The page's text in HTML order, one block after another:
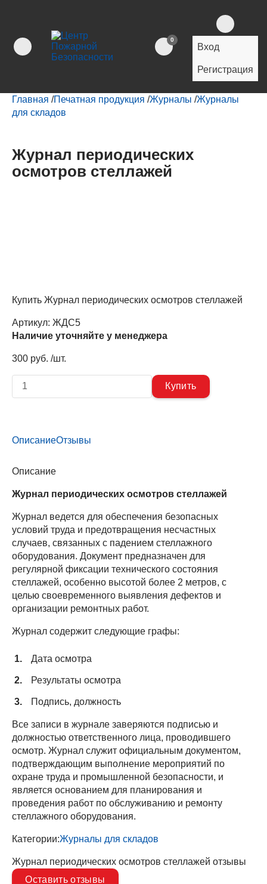
0
Вход
Регистрация
Главная /Печатная продукция /Журналы /Журналы
для складов
Журнал периодических
осмотров стеллажей
Купить Журнал периодических осмотров стеллажей
Артикул: ЖДС5
Наличие уточняйте у менеджера
300 руб. /шт.
ОписаниеОтзывы
Описание
Журнал периодических осмотров стеллажей
Журнал ведется для обеспечения безопасных
условий труда и предотвращения несчастных
случаев, связанных с падением стеллажного
оборудования. Документ предназначен для
регулярной фиксации технического состояния
стеллажей, особенно высотой более 2 метров, с
целью своевременного выявления дефектов и
организации ремонтных работ.
Журнал содержит следующие графы:
Дата осмотра
Результаты осмотра
Подпись, должность
Все записи в журнале заверяются подписью и
должностью ответственного лица, проводившего
осмотр. Журнал служит официальным документом,
подтверждающим выполнение мероприятий по
охране труда и промышленной безопасности, и
является основанием для планирования и
проведения работ по обслуживанию и ремонту
стеллажного оборудования.
Категории:Журналы для складов
Журнал периодических осмотров стеллажей отзывы
Оставить отзывы